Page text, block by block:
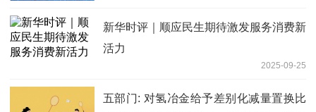
新华时评｜顺应民生期待激发服务消费新
活力
2025-09-25
五部门: 对氢冶金给予差别化减量置换比